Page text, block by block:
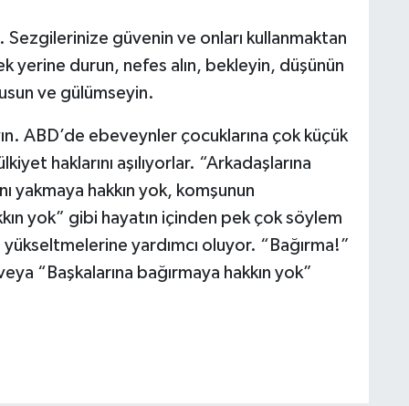
Sezgilerinize güvenin ve onları kullanmaktan
durun, nefes alın, bekleyin, düşünün
ve gülümseyin.
ABD’de ebeveynler çocuklarına çok küçük
haklarını aşılıyorlar. “Arkadaşlarına
yakmaya hakkın yok, komşunun
yok” gibi hayatın içinden pek çok söylem
yükseltmelerine yardımcı oluyor. “Bağırma!”
“Başkalarına bağırmaya hakkın yok”